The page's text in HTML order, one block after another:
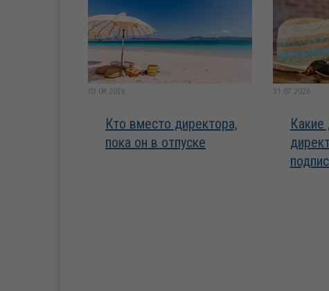
03.08.2026
Кто вместо директора,
пока он в отпуске
31.07.2026
Какие